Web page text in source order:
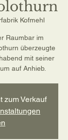
Kofmehl
Raumbar im
überzeugte
mit seiner
auf Anhieb.
zum Verkauf